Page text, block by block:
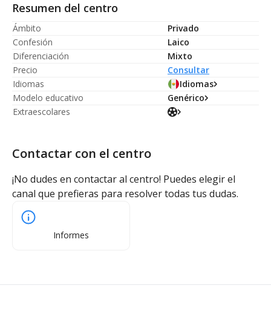
Resumen del centro
Ámbito
Privado
Confesión
Laico
Diferenciación
Mixto
Precio
Consultar
Idiomas
Idiomas
Modelo educativo
Genérico
Extraescolares
Contactar con el centro
¡No dudes en contactar al centro! Puedes elegir el
canal que prefieras para resolver todas tus dudas.
Informes